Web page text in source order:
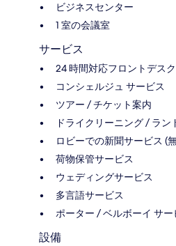
ビジネスセンター
1 室の会議室
サービス
24 時間対応フロントデスク
コンシェルジュ サービス
ツアー / チケット案内
ドライクリーニング / ラン
ロビーでの新聞サービス (
荷物保管サービス
ウェディングサービス
多言語サービス
ポーター / ベルボーイ サー
設備